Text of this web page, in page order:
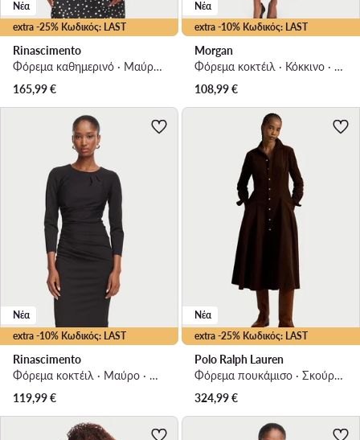
extra -25% Κωδικός: LAST
Νέα
Rinascimento
Φόρεμα καθημερινό · Μαύρο · Mini
165,99€
extra -10% Κωδικός: LAST
Νέα
Morgan
Φόρεμα κοκτέιλ · Κόκκινο · Midi
108,99€
extra -10% Κωδικός: LAST
Νέα
Rinascimento
Φόρεμα κοκτέιλ · Μαύρο · Midi
119,99€
extra -25% Κωδικός: LAST
Νέα
Polo Ralph Lauren
Φόρεμα πουκάμισο · Σκούρο καφέ · Midi
324,99€